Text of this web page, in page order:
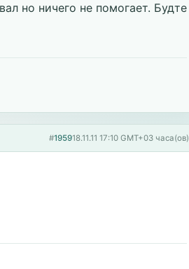
но ничего не помогает. Будте
#195918.11.11 17:10 GMT+03 часа(ов)